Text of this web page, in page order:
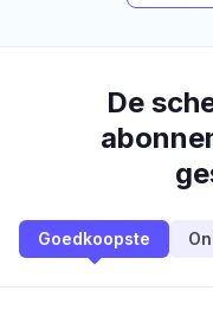
De
Goedkoopste